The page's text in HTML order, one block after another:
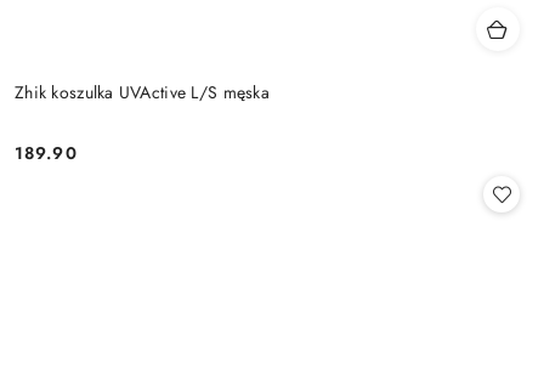
Zhik koszulka UVActive L/S męska
Cena:
189.90